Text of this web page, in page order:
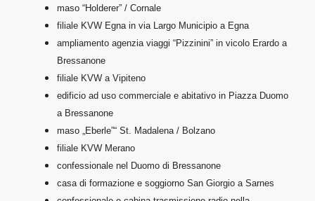
maso “Holderer” / Cornale
filiale KVW Egna in via Largo Municipio a Egna
ampliamento agenzia viaggi “Pizzinini” in vicolo Erardo a
Bressanone
filiale KVW a Vipiteno
edificio ad uso commerciale e abitativo in Piazza Duomo
a Bressanone
maso „Eberle”“ St. Madalena / Bolzano
filiale KVW Merano
confessionale nel Duomo di Bressanone
casa di formazione e soggiorno San Giorgio a Sarnes